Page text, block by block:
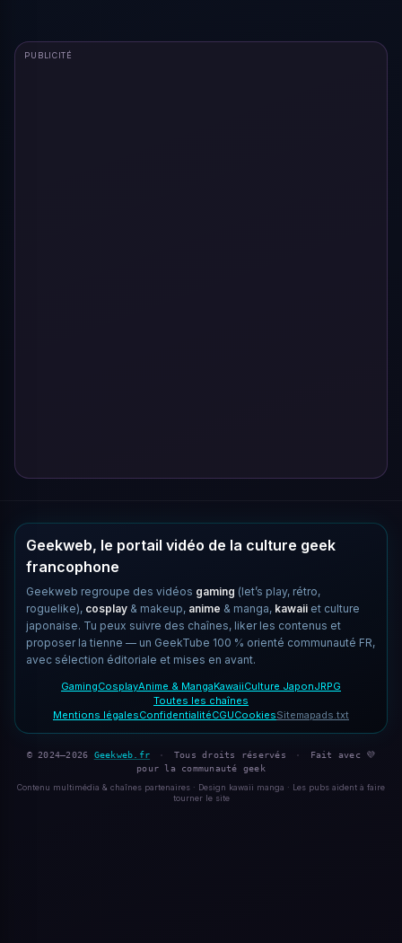
PUBLICITÉ
Geekweb, le portail vidéo de la culture geek
francophone
Geekweb regroupe des vidéos gaming (let’s play, rétro,
roguelike), cosplay & makeup, anime & manga, kawaii et culture
japonaise. Tu peux suivre des chaînes, liker les contenus et
proposer la tienne — un GeekTube 100 % orienté communauté FR,
avec sélection éditoriale et mises en avant.
GamingCosplayAnime & MangaKawaiiCulture JaponJRPG
Toutes les chaînes
Mentions légalesConfidentialitéCGUCookiesSitemapads.txt
© 2024–2026 Geekweb.fr · Tous droits réservés ·
Fait avec 💜
pour la communauté geek
Contenu multimédia & chaînes partenaires · Design kawaii manga · Les pubs aident à faire
tourner le site